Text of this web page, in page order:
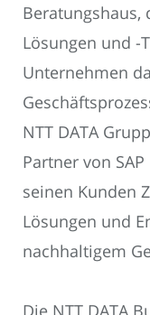
Beratungshaus,
Lösungen und -
Unternehmen
NTT DATA
Partner von
seinen Kunden
Lösungen und
nachhaltigem